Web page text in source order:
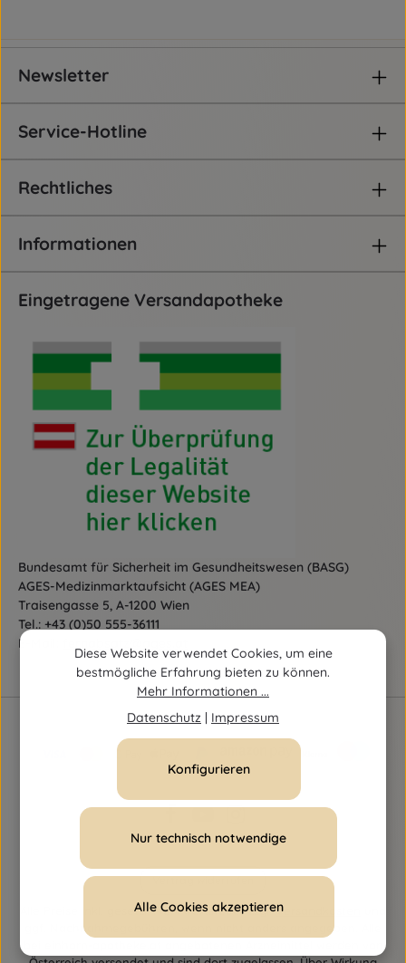
Newsletter
Service-Hotline
Rechtliches
Informationen
Eingetragene Versandapotheke
Bundesamt für Sicherheit im Gesundheitswesen (BASG)
AGES-Medizinmarktaufsicht (AGES MEA)
Traisengasse 5, A-1200 Wien
Tel.: +43 (0)50 555-36111
E-Mail:
Vertrag widerrufen
Alle Preise inkl. gesetzl. Mehrwertsteuer zzgl.Versandkosten
ggf. Nachnahmegebühren, wenn nicht anders angegeben. Alle
Diese Website verwendet Cookies, um eine
bestmögliche Erfahrung bieten zu können.
Mehr Informationen ...
Datenschutz | Impressum
Nur technisch notwendige
Konfigurieren
Alle Cookies akzeptieren